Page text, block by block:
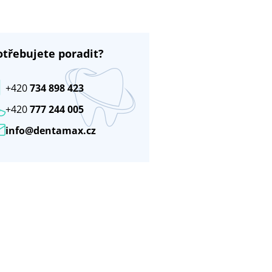
poradit?
info@dentamax.cz
+420777 244 005
+420734 898 423